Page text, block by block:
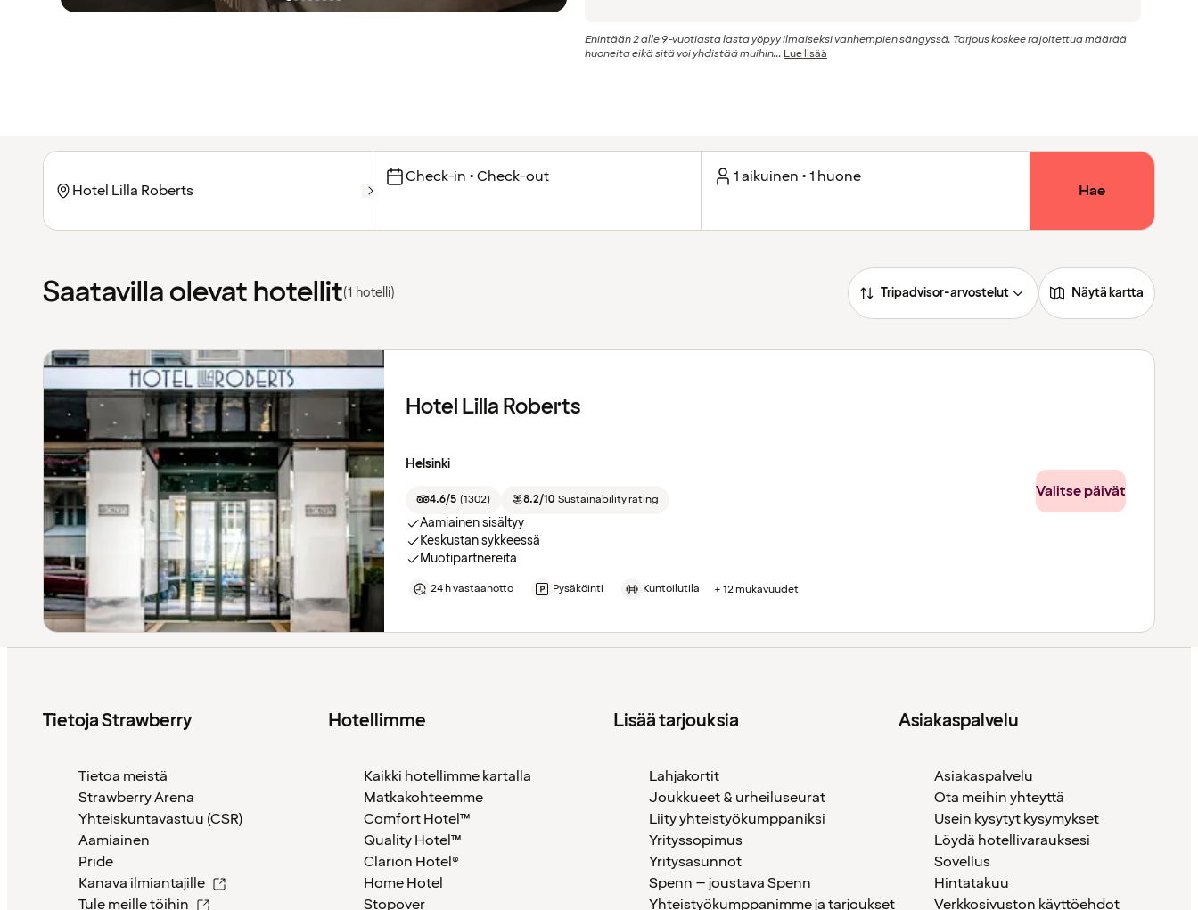
Enintään 2 alle 9-vuotiasta lasta yöpyy ilmaiseksi vanhempien sängyssä. Tarjous koskee rajoitettua määrää
huoneita eikä sitä voi yhdistää muihin... Lue lisää
Check-in • Check-out 1 aikuinen • 1 huone
Hae
Saatavilla olevat hotellit(1 hotelli) Tripadvisor-arvostelut Näytä kartta
Hotel Lilla Roberts
Helsinki
4.6/5 (1302) 8.2/10 Sustainability rating
Aamiainen sisältyy
Keskustan sykkeessä
Muotipartnereita
24 h vastaanotto Pysäköinti Kuntoilutila + 12 mukavuudet
Valitse päivät
Tietoja Strawberry
Tietoa meistä
Strawberry Arena
Yhteiskuntavastuu (CSR)
Aamiainen
Pride
Kanava ilmiantajille
Tule meille töihin
Hotellimme
Kaikki hotellimme kartalla
Matkakohteemme
Comfort Hotel™
Quality Hotel™
Clarion Hotel®
Home Hotel
Stopover
Lisää tarjouksia
Lahjakortit
Joukkueet & urheiluseurat
Liity yhteistyökumppaniksi
Yrityssopimus
Yritysasunnot
Spenn – joustava Spenn
Yhteistyökumppanimme ja tarjoukset
Asiakaspalvelu
Asiakaspalvelu
Ota meihin yhteyttä
Usein kysytyt kysymykset
Löydä hotellivarauksesi
Sovellus
Hintatakuu
Verkkosivuston käyttöehdot